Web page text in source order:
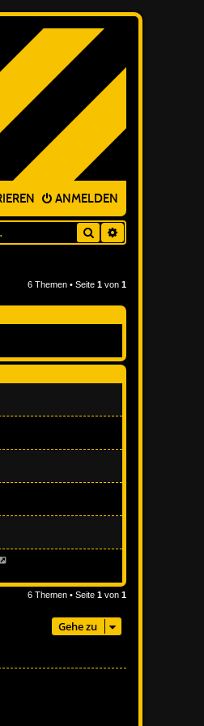
ANMELDEN
Suche
6 Themen • Seite 1 von 1
6 Themen • Seite 1 von 1
Gehe zu